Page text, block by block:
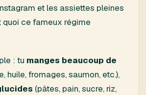
et les assiettes pleines
quoi ce fameux régime
: tu manges beaucoup de
huile, fromages, saumon, etc.),
(pâtes, pain, sucre, riz,